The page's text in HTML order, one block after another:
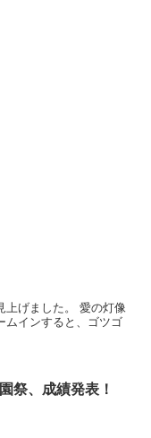
上げました。 愛の灯像
ムインすると、ゴツゴ
祭、成績発表！